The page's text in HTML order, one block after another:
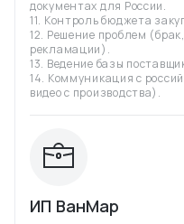
документах для России.
11. Контроль бюджета
12. Решение проблем
рекламации).
13. Ведение базы
14. Коммуникация с
видео с производства).
ИП ВанМар